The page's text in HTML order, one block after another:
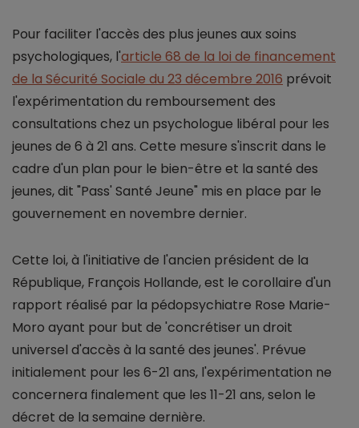
Pour faciliter l'accès des plus jeunes aux soins
psychologiques, l'article 68 de la loi de financement
de la Sécurité Sociale du 23 décembre 2016 prévoit
l'expérimentation du remboursement des
consultations chez un psychologue libéral pour les
jeunes de 6 à 21 ans. Cette mesure s'inscrit dans le
cadre d'un plan pour le bien-être et la santé des
jeunes, dit "Pass' Santé Jeune" mis en place par le
gouvernement en novembre dernier.
Cette loi, à l'initiative de l'ancien président de la
République, François Hollande, est le corollaire d'un
rapport réalisé par la pédopsychiatre Rose Marie-
Moro ayant pour but de 'concrétiser un droit
universel d'accès à la santé des jeunes'. Prévue
initialement pour les 6-21 ans, l'expérimentation ne
concernera finalement que les 11-21 ans, selon le
décret de la semaine dernière.